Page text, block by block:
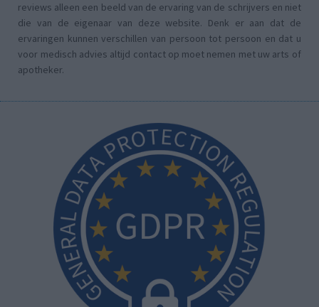
reviews alleen een beeld van de ervaring van de schrijvers en niet
die van de eigenaar van deze website. Denk er aan dat de
ervaringen kunnen verschillen van persoon tot persoon en dat u
voor medisch advies altijd contact op moet nemen met uw arts of
apotheker.